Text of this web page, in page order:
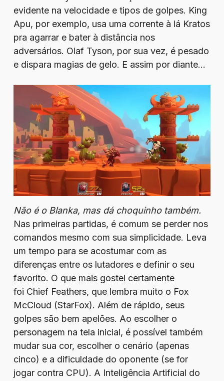
evidente na velocidade e tipos de golpes. King
Apu, por exemplo, usa uma corrente à lá Kratos
pra agarrar e bater à distância nos
adversários. Olaf Tyson, por sua vez, é pesado
e dispara magias de gelo. E assim por diante…
Não é o Blanka, mas dá choquinho também.
Nas primeiras partidas, é comum se perder nos
comandos mesmo com sua simplicidade. Leva
um tempo para se acostumar com as
diferenças entre os lutadores e definir o seu
favorito. O que mais gostei certamente
foi Chief Feathers, que lembra muito o Fox
McCloud (StarFox). Além de rápido, seus
golpes são bem apelões. Ao escolher o
personagem na tela inicial, é possível também
mudar sua cor, escolher o cenário (apenas
cinco) e a dificuldade do oponente (se for
jogar contra CPU). A Inteligência Artificial do